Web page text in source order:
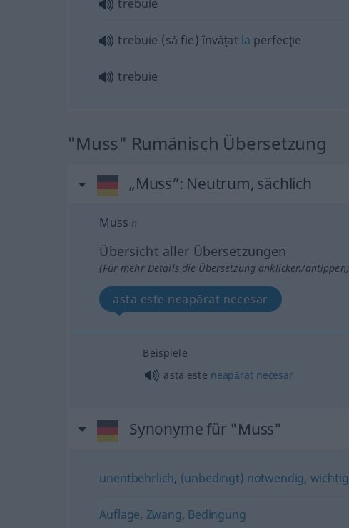
trebuie
trebuie (să fie) învăţat la perfecţie
trebuie
"Muss" Rumänisch Übersetzung
„Muss“: Neutrum, sächlich
Muss n
Übersicht aller Übersetzungen
(Für mehr Details die Übersetzung anklicken/antippen)
asta este neapărat necesar
Beispiele
asta este neapărat necesar
Synonyme für "Muss"
unentbehrlich, (unbedingt) notwendig, wichtig
Auflage, Zwang, Bedingung